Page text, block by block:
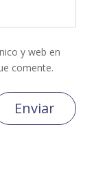
y web en
comente.
Enviar